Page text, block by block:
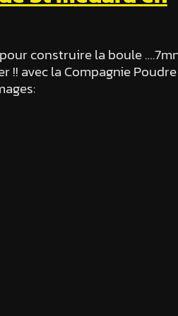
construire la boule
!! avec la Compagnie